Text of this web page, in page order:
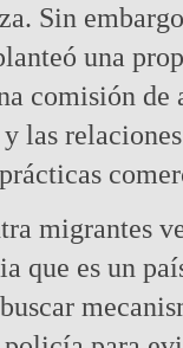
Sin
una
comisión
las
migrantes
que es un